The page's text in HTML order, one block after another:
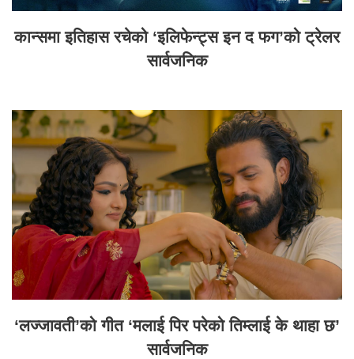
कान्समा इतिहास रचेको ‘इलिफेन्ट्स इन द फग’को ट्रेलर
सार्वजनिक
‘लज्जावती’को गीत ‘मलाई पिर परेको तिम्लाई के थाहा छ’
सार्वजनिक